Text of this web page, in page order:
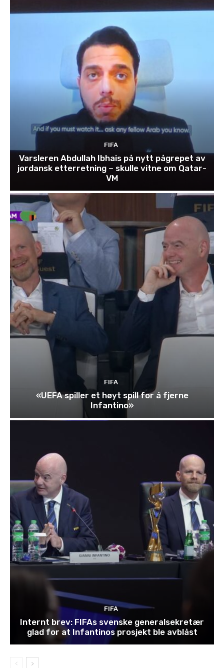
FIFA
Varsleren Abdullah Ibhais på nytt pågrepet av
jordansk etterretning – skulle vitne om Qatar-
VM
FIFA
«UEFA spiller et høyt spill for å fjerne
Infantino»
FIFA
Internt brev: FIFAs svenske generalsekretær
glad for at Infantinos prosjekt ble avblåst